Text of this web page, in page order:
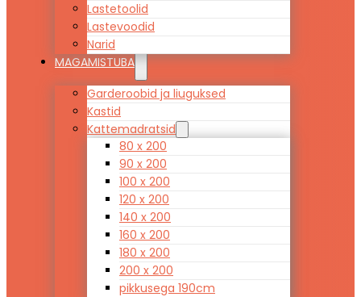
Lastetoolid
Lastevoodid
Narid
MAGAMISTUBA
Garderoobid ja liuguksed
Kastid
Kattemadratsid
80 x 200
90 x 200
100 x 200
120 x 200
140 x 200
160 x 200
180 x 200
200 x 200
pikkusega 190cm